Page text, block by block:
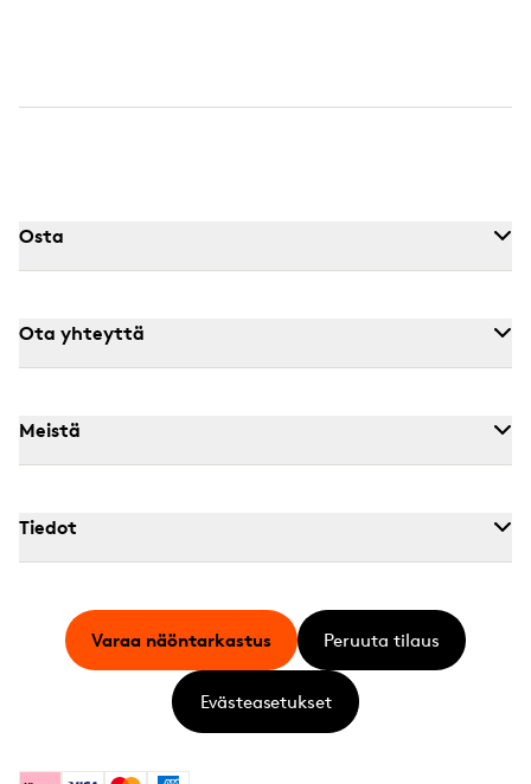
Osta
Ota yhteyttä
Meistä
Tiedot
Varaa näöntarkastus Peruuta tilaus
Evästeasetukset